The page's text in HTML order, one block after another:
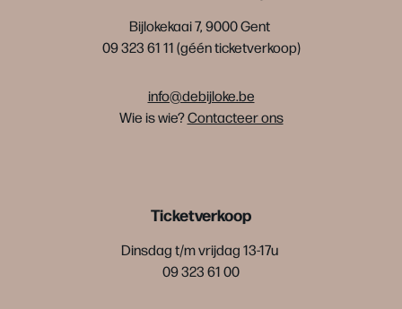
Bijlokekaai 7, 9000 Gent
09 323 61 11 (géén ticketverkoop)
info@debijloke.be
Wie is wie?Contacteer ons
Ticketverkoop
Dinsdag t/m vrijdag 13-17u
09 323 61 00